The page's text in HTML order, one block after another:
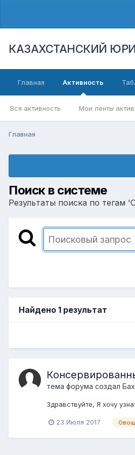
КАЗАХСТАНСКИЙ
Главная Активность
Вся активность Мои ленты
Главная
Поиск в системе
Результаты поиска по тегам
Найдено 1 результат
тема форума создал
Здравствуйте, Я хочу
23 Июля 2017